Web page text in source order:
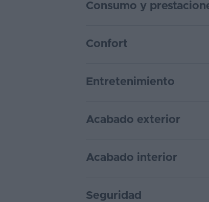
Consumo y
Confort
Entretenimiento
Acabado exterior
Acabado interior
Seguridad